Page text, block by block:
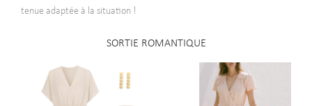
tenue adaptée à la situation !
SORTIE ROMANTIQUE